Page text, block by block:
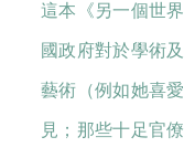
這本《另一個世
國政府對於學術
藝術（例如她喜
見；那些十足官